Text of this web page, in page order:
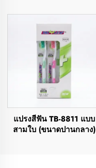
แปรงสีฟัน TB-8811 แบบ
สามใบ (ขนาดปานกลาง)